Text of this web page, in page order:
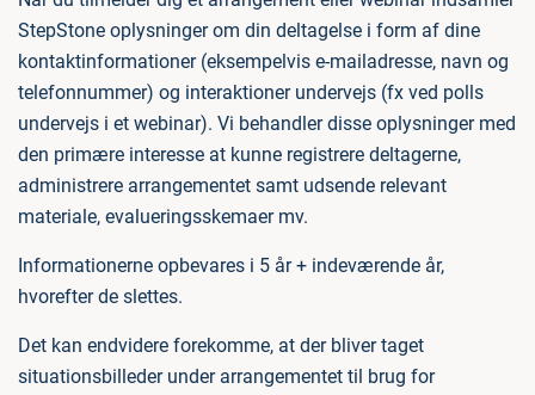
StepStone oplysninger om din deltagelse i form af dine
kontaktinformationer (eksempelvis e-mailadresse, navn og
telefonnummer) og interaktioner undervejs (fx ved polls
undervejs i et webinar). Vi behandler disse oplysninger med
den primære interesse at kunne registrere deltagerne,
administrere arrangementet samt udsende relevant
materiale, evalueringsskemaer mv.
Informationerne opbevares i 5 år + indeværende år,
hvorefter de slettes.
Det kan endvidere forekomme, at der bliver taget
situationsbilleder under arrangementet til brug for